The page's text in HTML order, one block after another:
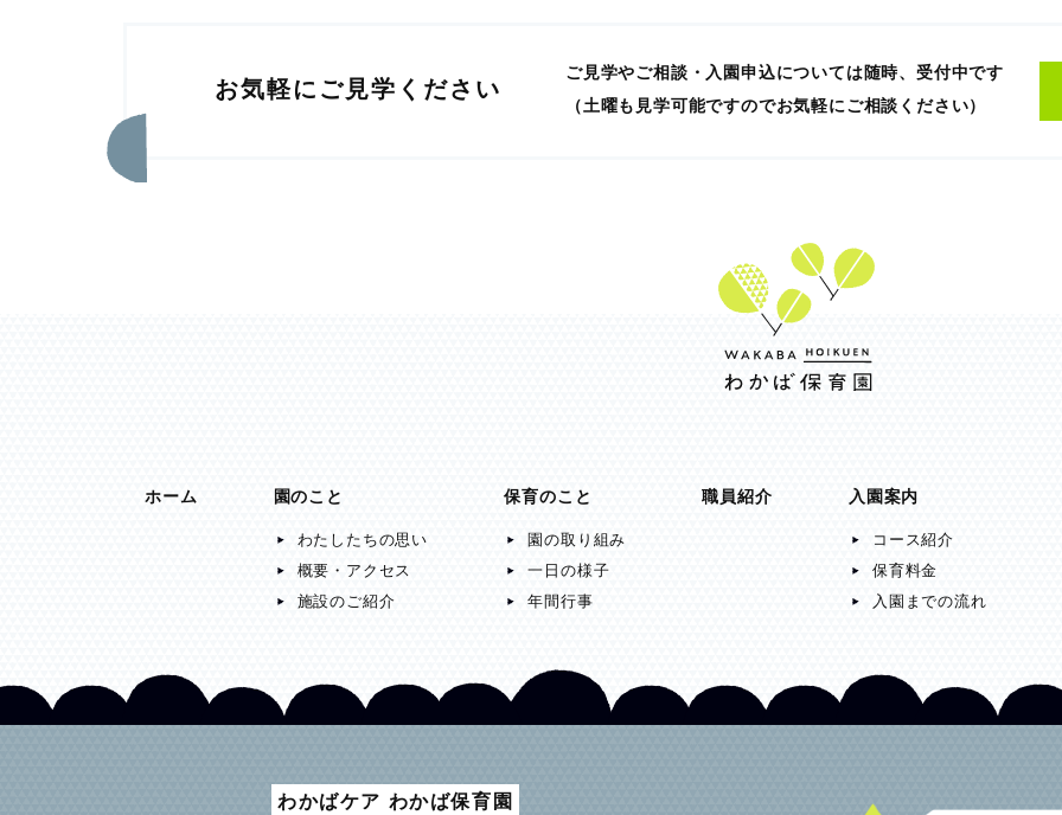
お気軽にご見学ください
ご見学やご相談・入園申込については随時、受付中です
（土曜も見学可能ですのでお気軽にご相談ください）
ホーム 園のこと
わたしたちの思い
概要・アクセス
施設のご紹介
保育のこと
園の取り組み
一日の様子
年間行事
職員紹介 入園案内
コース紹介
保育料金
入園までの流れ
わかばケア わかば保育園